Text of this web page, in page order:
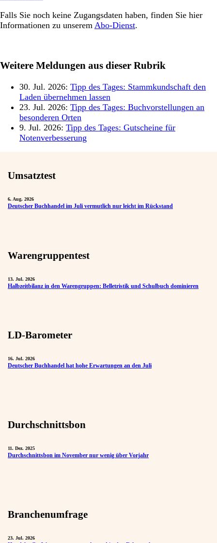
Falls Sie noch keine Zugangsdaten haben, finden Sie hier
Informationen zu unserem Abo-Dienst.
Weitere Meldungen aus dieser Rubrik
30. Jul. 2026: Tipp des Tages: Stammkundschaft den
Laden übernehmen lassen
23. Jul. 2026: Tipp des Tages: Buchvorstellungen an
besonderen Orten
9. Jul. 2026: Tipp des Tages: Gutscheine für
Notenverbesserung
Umsatztest
6. Aug. 2026
Deutscher Buchhandel im Juli vermutlich nur leicht im Rückstand
Warengruppentest
13. Jul. 2026
Halbzeitbilanz in den Warengruppen: Belletristik und Schulbuch dominieren
LD-Barometer
16. Jul. 2026
Deutscher Buchhandel hat hohe Erwartungen an den Juli
Durchschnittsbon
11. Dez. 2025
Durchschnittsbon im November nur wenig über Vorjahr
Branchenumfrage
23. Jul. 2026